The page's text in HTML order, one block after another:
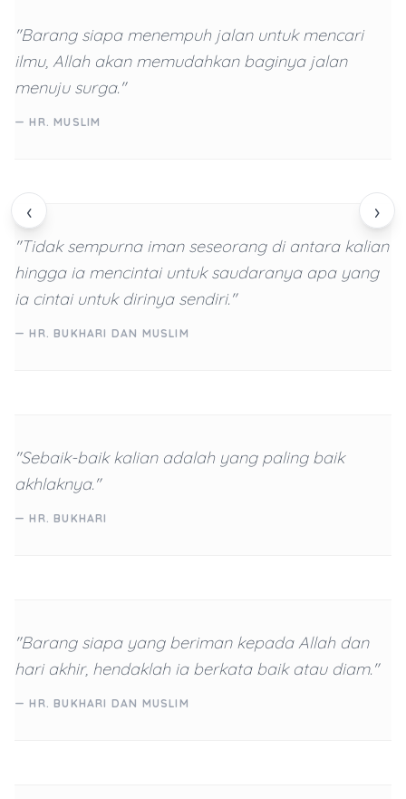
‹ ›
"Barang siapa menempuh jalan untuk mencari
ilmu, Allah akan memudahkan baginya jalan
menuju surga."
— HR. MUSLIM
"Tidak sempurna iman seseorang di antara kalian
hingga ia mencintai untuk saudaranya apa yang
ia cintai untuk dirinya sendiri."
— HR. BUKHARI DAN MUSLIM
"Sebaik-baik kalian adalah yang paling baik
akhlaknya."
— HR. BUKHARI
"Barang siapa yang beriman kepada Allah dan
hari akhir, hendaklah ia berkata baik atau diam."
— HR. BUKHARI DAN MUSLIM